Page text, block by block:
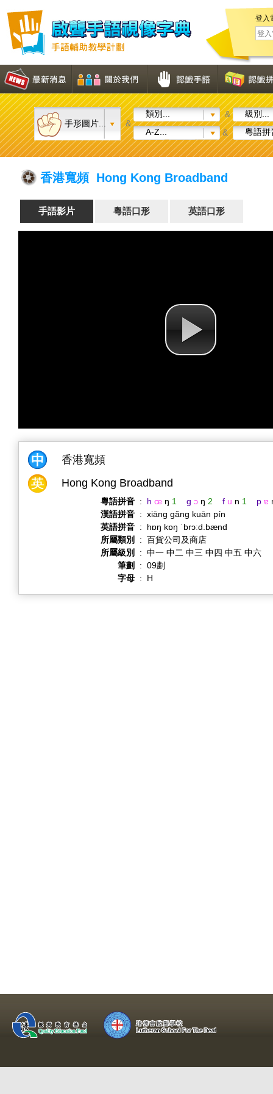
登入
手形圖片... &
類別... &
級別...
A-Z...
& 粵語拼
香港寬頻 Hong Kong Broadband
手語影片 粵語口形 英語口形
香港寬頻
Hong Kong Broadband
粵語拼音 : h œ ŋ 1 g ɔ ŋ 2 f u n 1 p ɐ
漢語拼音 : xiāng gǎng kuān pín
英語拼音 :
hɒŋ kɒŋ ˈbrɔːd.bænd
所屬類別
: 百貨公司及商店
所屬級別
: 中一 中二 中三 中四 中五 中六
筆劃
: 09劃
字母 : H